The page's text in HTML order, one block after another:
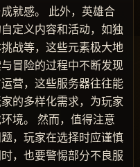
就感。 此外，英雄合
定义内容和活动，如独
战等，这些元素极大地
冒险的过程中不断发现
营，这些服务器往往能
的多样化需求，为玩家
境。 然而，值得注意
，玩家在选择时应谨慎
，也要警惕部分不良服